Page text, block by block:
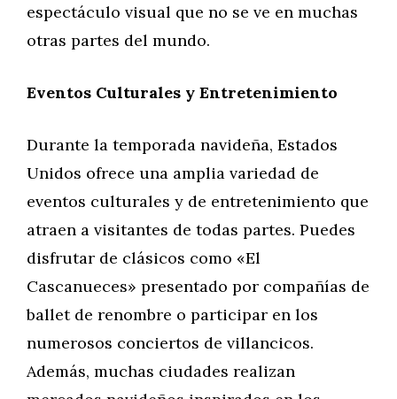
espectáculo visual que no se ve en muchas
otras partes del mundo.
Eventos Culturales y Entretenimiento
Durante la temporada navideña, Estados
Unidos ofrece una amplia variedad de
eventos culturales y de entretenimiento que
atraen a visitantes de todas partes. Puedes
disfrutar de clásicos como «El
Cascanueces» presentado por compañías de
ballet de renombre o participar en los
numerosos conciertos de villancicos.
Además, muchas ciudades realizan